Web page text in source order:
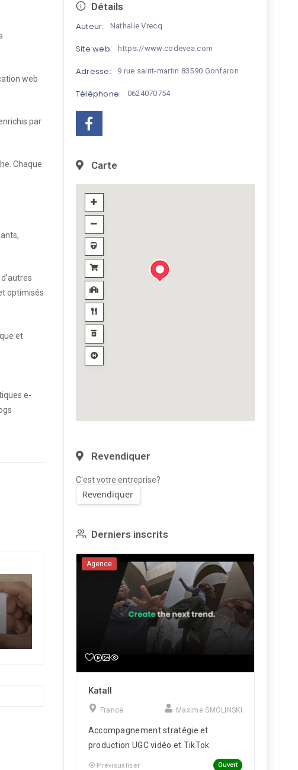
web
par
Chaque
optimisés
et
e-
Détails
Auteur: Nathalie Vrecq
Site web: https://www.codevea.com
Adresse: 9 rue saint-martin 83590 Gonfaron
Téléphone: 0624070754
Carte
Revendiquer
C'est votre entreprise?
Revendiquer
Derniers inscrits
Agence
Katall
France Maxime SMOLINSKI
Accompagnement stratégie et
production UGC vidéo et TikTok
Prévisualiser Ouvert